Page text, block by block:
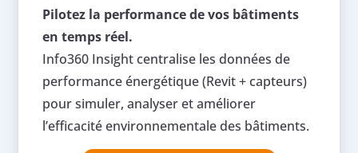
Pilotez la performance de vos bâtiments
en temps réel.
Info360 Insight centralise les données de
performance énergétique (Revit + capteurs)
pour simuler, analyser et améliorer
l’efficacité environnementale des bâtiments.